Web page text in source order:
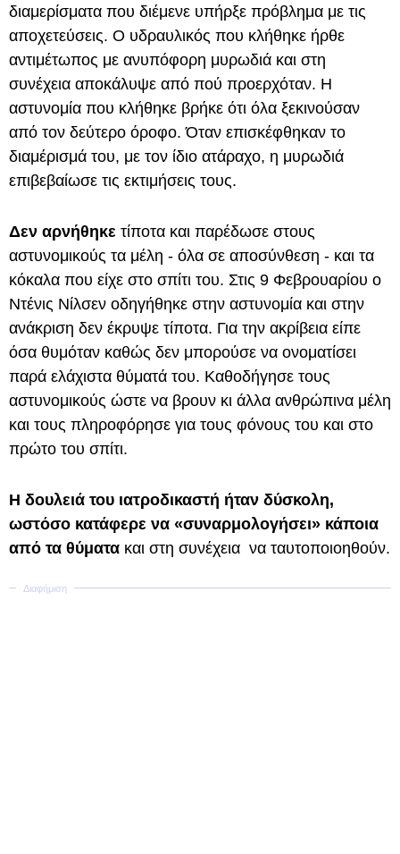
διαμερίσματα που διέμενε υπήρξε πρόβλημα με τις
αποχετεύσεις. Ο υδραυλικός που κλήθηκε ήρθε
αντιμέτωπος με ανυπόφορη μυρωδιά και στη
συνέχεια αποκάλυψε από πού προερχόταν. Η
αστυνομία που κλήθηκε βρήκε ότι όλα ξεκινούσαν
από τον δεύτερο όροφο. Όταν επισκέφθηκαν το
διαμέρισμά του, με τον ίδιο ατάραχο, η μυρωδιά
επιβεβαίωσε τις εκτιμήσεις τους.
Δεν αρνήθηκε τίποτα και παρέδωσε στους
αστυνομικούς τα μέλη - όλα σε αποσύνθεση - και τα
κόκαλα που είχε στο σπίτι του. Στις 9 Φεβρουαρίου ο
Ντένις Νίλσεν οδηγήθηκε στην αστυνομία και στην
ανάκριση δεν έκρυψε τίποτα. Για την ακρίβεια είπε
όσα θυμόταν καθώς δεν μπορούσε να ονοματίσει
παρά ελάχιστα θύματά του. Καθοδήγησε τους
αστυνομικούς ώστε να βρουν κι άλλα ανθρώπινα μέλη
και τους πληροφόρησε για τους φόνους του και στο
πρώτο του σπίτι.
Η δουλειά του ιατροδικαστή ήταν δύσκολη,
ωστόσο κατάφερε να «συναρμολογήσει» κάποια
από τα θύματα και στη συνέχεια να ταυτοποιοηθούν.